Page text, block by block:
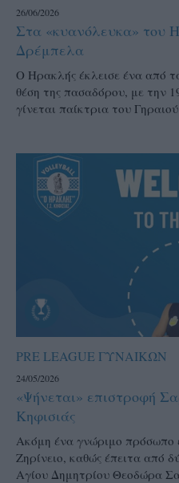
26/06/2026
Στα «κυανόλευκα» του
Δρέμπελα
Ο Ηρακλής έκλεισε ένα από
θέση της πασαδόρου, με την
γίνεται παίκτρια του
PRE LEAGUE ΓΥΝΑΙΚΩΝ
24/05/2026
«Ψήνεται» επιστροφή
Κηφισιάς
Ακόμη ένα γνώριμο πρόσωπο
Ζηρίνειο, καθώς έπειτα από
Αγίου Δημητρίου Θεοδώρα